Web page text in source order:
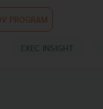
PROGRAM
EXEC INSIGHT